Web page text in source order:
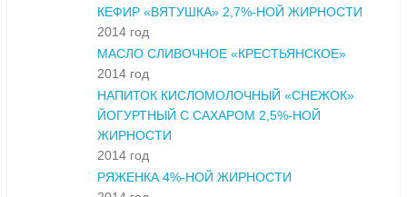
КЕФИР «ВЯТУШКА» 2,7%-НОЙ ЖИРНОСТИ
2014 год
МАСЛО СЛИВОЧНОЕ «КРЕСТЬЯНСКОЕ»
2014 год
НАПИТОК КИСЛОМОЛОЧНЫЙ «СНЕЖОК»
ЙОГУРТНЫЙ С САХАРОМ 2,5%-НОЙ
ЖИРНОСТИ
2014 год
РЯЖЕНКА 4%-НОЙ ЖИРНОСТИ